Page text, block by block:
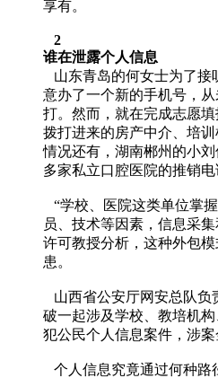
享有。
2
谁在泄露个人信息
山东青岛的何女士为了接
意办了一个新的手机号，
打。然而，就在完成志愿
拨打进来的房产中介、培
情况还有，湖南郴州的小
多家私立口腔医院的推销电
“学校、医院这类单位掌
员、技术等因素，信息采
许可教授分析，这种外包
患。
山西省公安厅网安总队负
破一起涉及学校、教培机
犯公民个人信息案件，涉案
个人信息究竟通过何种路